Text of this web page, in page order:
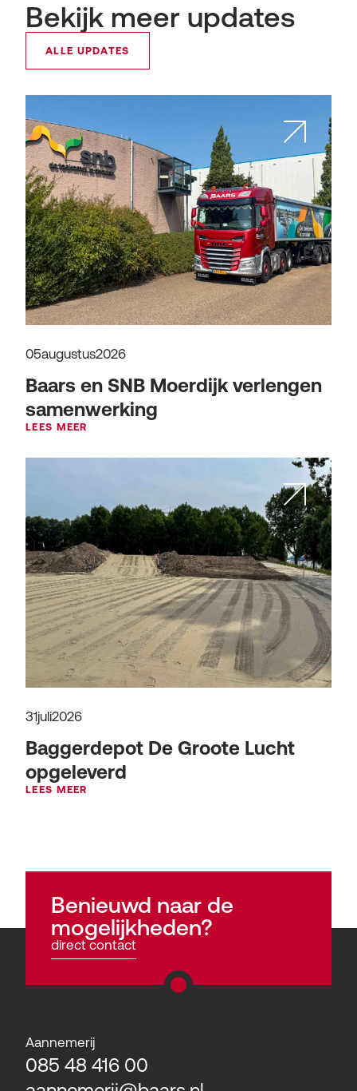
Bekijk meer updates
ALLE UPDATES
05augustus2026
Baars en SNB Moerdijk verlengen
samenwerking
LEES MEER
31juli2026
Baggerdepot De Groote Lucht
opgeleverd
LEES MEER
Benieuwd naar de
mogelijkheden?
direct contact
Aannemerij
085 48 416 00